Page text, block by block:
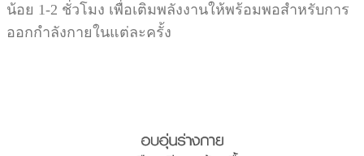
น้อย 1-2 ชั่วโมง เพื่อเติมพลังงานให้พร้อมพอสำหรับการ
ออกกำลังกายในแต่ละครั้ง